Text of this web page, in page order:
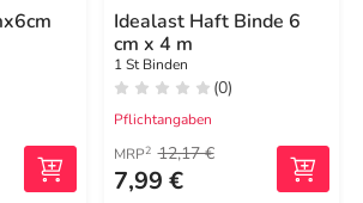
Idealast Haft Binde 6
cm x 4 m
1 St Binden
(0)
Pflichtangaben
MRP2 12,17 €
7,99 €